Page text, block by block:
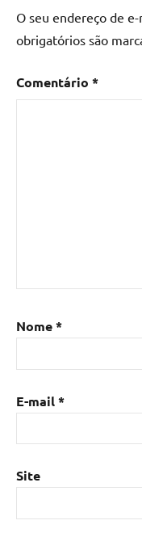
O seu endereço de
obrigatórios são
Comentário *
Nome*
E-mail*
Site